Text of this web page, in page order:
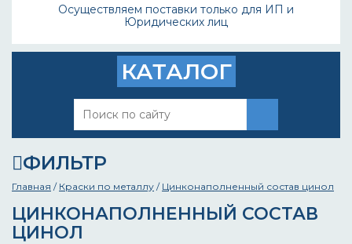
Осуществляем поставки только для ИП и
Юридических лиц
КАТАЛОГ
ФИЛЬТР
Главная / Краски по металлу / Цинконаполненный состав цинол
ЦИНКОНАПОЛНЕННЫЙ СОСТАВ
ЦИНОЛ